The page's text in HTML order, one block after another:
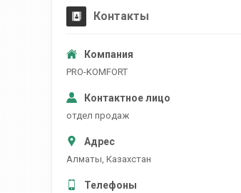
Контакты
PRO-KOMFORT
отдел продаж
Алматы, Казахстан